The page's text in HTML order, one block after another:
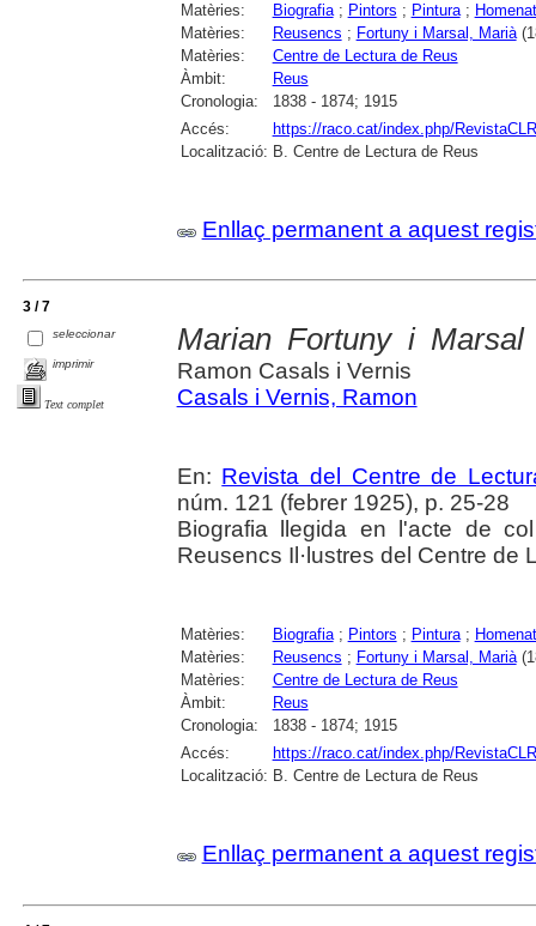
Matèries: Biografia; Pintors ; Pintura;
Matèries:
Reusencs ; Fortuny i Marsal, Marià
Matèries:
Centre de Lectura de Reus
Àmbit:
Reus
Cronologia:
1838 - 1874; 1915
Accés:
https://raco.cat/index.php/
Localització: B. Centre de Lectura de Reus
Enllaç permanent a aquest
3 / 7
seleccionar
imprimir
Text complet
Marian Fortuny i Marsal
Ramon Casals i Vernis
Casals i Vernis, Ramon
En: Revista del Centre de
núm. 121 (febrer 1925), p. 25-28
Biografia llegida en l'acte de
Reusencs Il·lustres del Centre de
Matèries: Biografia; Pintors ; Pintura;
Matèries:
Reusencs ; Fortuny i Marsal, Marià
Matèries:
Centre de Lectura de Reus
Àmbit:
Reus
Cronologia:
1838 - 1874; 1915
Accés:
https://raco.cat/index.php/
Localització: B. Centre de Lectura de Reus
Enllaç permanent a aquest